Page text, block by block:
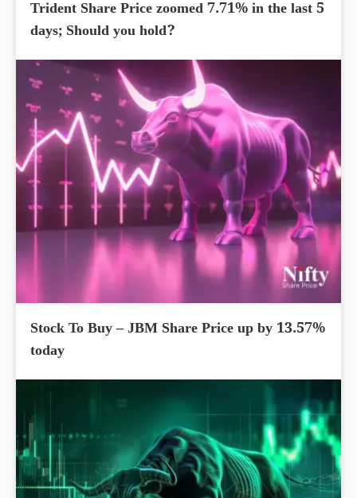
Trident Share Price zoomed 7.71% in the last 5
days; Should you hold?
Stock To Buy – JBM Share Price up by 13.57%
today